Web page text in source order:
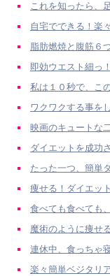
これを知ったら、
自宅でできる！楽
脂肪燃焼と腹筋６
即効ウエスト細っ
私は１０秒で、こ
ワクワクする事を
映画のキュートな
ダイエットを成功
たった一つ、簡単
痩せる！ダイエッ
食べても食べても
魔術のように痩せ
連休中、食っちゃ
楽々簡単ベジタリ